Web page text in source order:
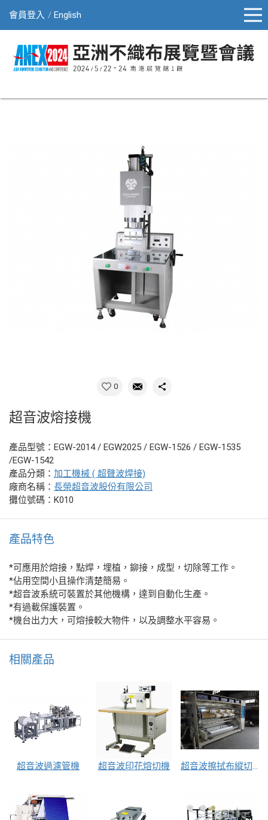
會員登入 English
0
超音波熔接機
產品型號：EGW-2014 / EGW2025 / EGW-1526 / EGW-1535
/EGW-1542
產品分類： 加工機械 ( 超聲波焊接)
廠商名稱： 長榮超音波股份有限公司
攤位號碼：K010
產品特色
*可應用於熔接，點焊，埋植，鉚接，成型，切除等工作。
*佔用空間小且操作清楚簡易。
*超音波系統可裝置於其他機構，達到自動化生產。
*有過載保護裝置。
*機台出力大，可熔接較大物件，以及調整水平容易。
相關產品
超音波過濾管機 超音波印花熔切機 超音波擦拭布縱切機